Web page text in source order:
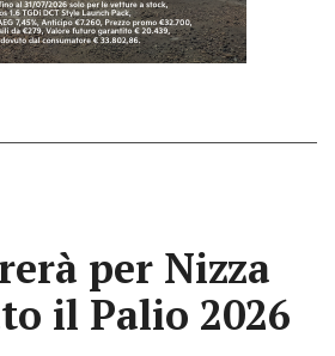
per Nizza
il Palio 2026